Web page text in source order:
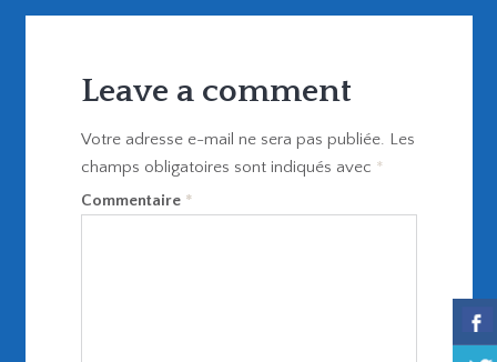
Leave a comment
Votre adresse e-mail ne sera pas publiée. Les
champs obligatoires sont indiqués avec *
Commentaire *